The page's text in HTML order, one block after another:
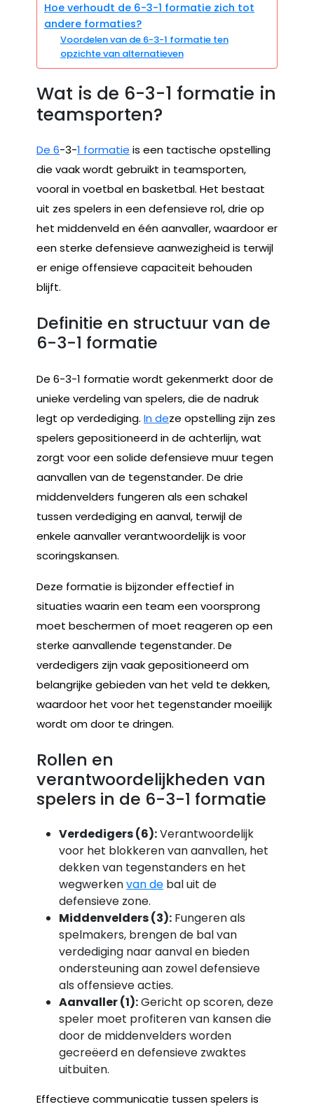
Hoe verhoudt de 6-3-1 formatie zich tot
andere formaties?
Voordelen van de 6-3-1 formatie ten
opzichte van alternatieven
Wat is de 6-3-1 formatie in
teamsporten?
De 6-3-1 formatie is een tactische opstelling
die vaak wordt gebruikt in teamsporten,
vooral in voetbal en basketbal. Het bestaat
uit zes spelers in een defensieve rol, drie op
het middenveld en één aanvaller, waardoor er
een sterke defensieve aanwezigheid is terwijl
er enige offensieve capaciteit behouden
blijft.
Definitie en structuur van de
6-3-1 formatie
De 6-3-1 formatie wordt gekenmerkt door de
unieke verdeling van spelers, die de nadruk
legt op verdediging. In deze opstelling zijn zes
spelers gepositioneerd in de achterlijn, wat
zorgt voor een solide defensieve muur tegen
aanvallen van de tegenstander. De drie
middenvelders fungeren als een schakel
tussen verdediging en aanval, terwijl de
enkele aanvaller verantwoordelijk is voor
scoringskansen.
Deze formatie is bijzonder effectief in
situaties waarin een team een voorsprong
moet beschermen of moet reageren op een
sterke aanvallende tegenstander. De
verdedigers zijn vaak gepositioneerd om
belangrijke gebieden van het veld te dekken,
waardoor het voor het tegenstander moeilijk
wordt om door te dringen.
Rollen en
verantwoordelijkheden van
spelers in de 6-3-1 formatie
Verdedigers (6):Verantwoordelijk
voor het blokkeren van aanvallen, het
dekken van tegenstanders en het
wegwerkenvan de bal uit de
defensieve zone.
Middenvelders (3): Fungeren als
spelmakers, brengen de bal van
verdediging naar aanval en bieden
ondersteuning aan zowel defensieve
als offensieve acties.
Aanvaller (1):Gericht op scoren, deze
speler moet profiteren van kansen die
door de middenvelders worden
gecreëerd en defensieve zwaktes
uitbuiten.
Effectieve communicatie tussen spelers is